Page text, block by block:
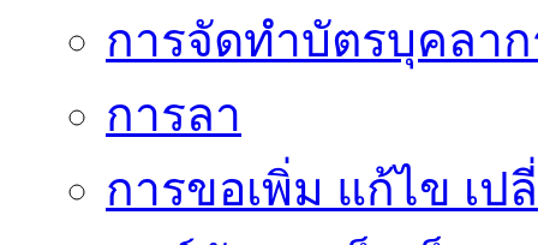
การจัดทำบัตรบุคลา
การลา
การขอเพิ่ม แก้ไข เ